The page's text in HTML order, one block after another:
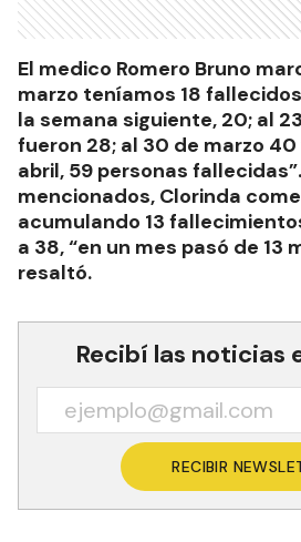
El medico Romero Bruno
marzo teníamos 18
la semana siguiente, 20; al
fueron 28; al 30 de marzo
abril, 59 personas
mencionados, Clorinda
acumulando 13
a 38, “en un mes pasó de 13
resaltó.
Recibí las noticias
RECIBIR